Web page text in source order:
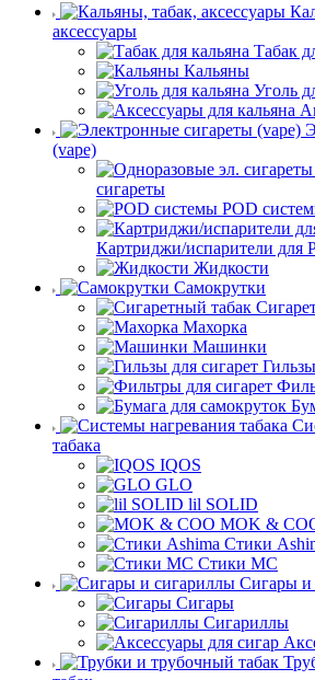
аксессуары
Табак
Кальяны
Уголь
(vape)
сигареты
POD
Картриджи/испарители для
Жидкости
Самокрутки
Махорка
Машинки
табака
IQOS
GLO
lil SOLID
MOK &
Стики
Стики MC
Сигары и
Сигары
Сигариллы